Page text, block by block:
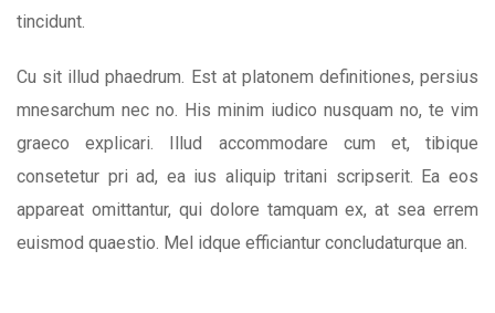
tincidunt.
Cu sit illud phaedrum. Est at platonem definitiones, persius
mnesarchum nec no. His minim iudico nusquam no, te vim
graeco explicari. Illud accommodare cum et, tibique
consetetur pri ad, ea ius aliquip tritani scripserit. Ea eos
appareat omittantur, qui dolore tamquam ex, at sea errem
euismod quaestio. Mel idque efficiantur concludaturque an.